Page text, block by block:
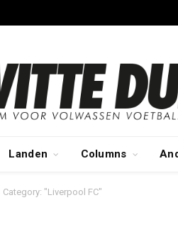
Landen Columns
Category: "Liverpool FC"